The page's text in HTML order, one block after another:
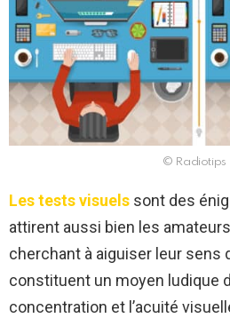
© Radiotips
Les tests visuels sont des
attirent aussi bien les
cherchant à aiguiser leur sens
constituent un moyen ludique
concentration et l’acuité